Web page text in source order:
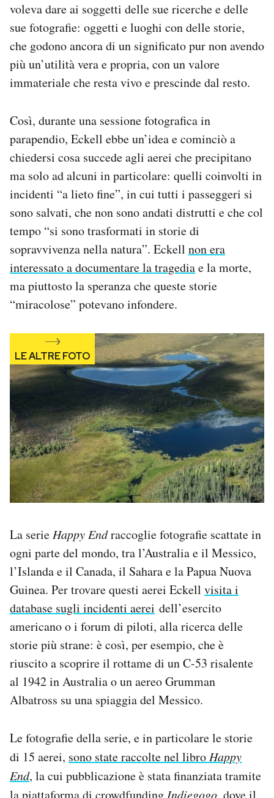
Hai bisogno di aiuto?
Esci
voleva dare ai soggetti delle sue ricerche e delle
sue fotografie: oggetti e luoghi con delle storie,
che godono ancora di un significato pur non avendo
più un’utilità vera e propria, con un valore
immateriale che resta vivo e prescinde dal resto.
Così, durante una sessione fotografica in
parapendio, Eckell ebbe un’idea e cominciò a
chiedersi cosa succede agli aerei che precipitano
ma solo ad alcuni in particolare: quelli coinvolti in
incidenti “a lieto fine”, in cui tutti i passeggeri si
sono salvati, che non sono andati distrutti e che col
tempo “si sono trasformati in storie di
sopravvivenza nella natura”. Eckell non era
interessato a documentare la tragediae la morte,
ma piuttosto la speranza che queste storie
“miracolose” potevano infondere.
La serie Happy Endraccoglie fotografie scattate in
ogni parte del mondo, tra l’Australia e il Messico,
l’Islanda e il Canada, il Sahara e la Papua Nuova
Guinea. Per trovare questi aerei Eckell visita i
database sugli incidenti aerei dell’esercito
americano o i forum di piloti, alla ricerca delle
storie più strane: è così, per esempio, che è
riuscito a scoprire il rottame di un C-53 risalente
al 1942 in Australia o un aereo Grumman
Albatross su una spiaggia del Messico.
Le fotografie della serie, e in particolare le storie
di 15 aerei, sono state raccolte nel libro Happy
End, la cui pubblicazione è stata finanziata tramite
la piattaforma di crowdfunding Indiegogo , dove il